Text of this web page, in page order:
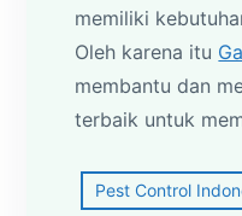
memiliki
Oleh karena itu
membantu dan
terbaik untuk
Pest Control